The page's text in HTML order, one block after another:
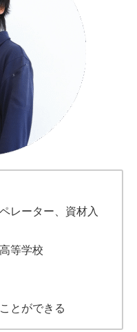
レーター、資材入
等学校
とができる